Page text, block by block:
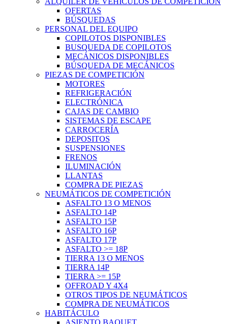
OFERTAS
BÚSQUEDAS
PERSONAL DEL EQUIPO
COPILOTOS DISPONIBLES
BUSQUEDA DE COPILOTOS
MECÁNICOS DISPONIBLES
BÚSQUEDA DE MECÁNICOS
PIEZAS DE COMPETICIÓN
MOTORES
REFRIGERACIÓN
ELECTRÓNICA
CAJAS DE CAMBIO
SISTEMAS DE ESCAPE
CARROCERÍA
DEPOSITOS
SUSPENSIONES
FRENOS
ILUMINACIÓN
LLANTAS
COMPRA DE PIEZAS
NEUMÁTICOS DE COMPETICIÓN
ASFALTO 13 O MENOS
ASFALTO 14P
ASFALTO 15P
ASFALTO 16P
ASFALTO 17P
ASFALTO >= 18P
TIERRA 13 O MENOS
TIERRA 14P
TIERRA >= 15P
OFFROAD Y 4X4
OTROS TIPOS DE NEUMÁTICOS
COMPRA DE NEUMÁTICOS
HABITÁCULO
ASIENTO BAQUET